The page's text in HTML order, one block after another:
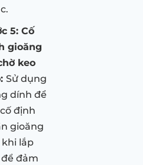
5: Cố
gioăng
keo
Sử dụng
dính để
định
gioăng
khi lắp
đảm